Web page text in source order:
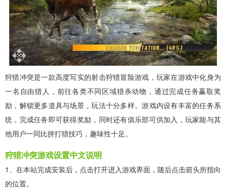
狩猎冲突是一款高度写实的射击狩猎冒险游戏，玩家在游戏中化身为
一名自由猎人，前往各类不同区域猎杀动物，通过完成任务赢取奖
励，解锁更多道具与场景，玩法十分多样。游戏内设有丰富的任务系
统，完成任务即可获得奖励，同时还有俱乐部可供加入，玩家能与其
他用户一同比拼打猎技巧，趣味性十足。
狩猎冲突游戏设置中文说明
1、在本站完成安装后，点击打开进入游戏界面，随后点击箭头所指向
的位置。